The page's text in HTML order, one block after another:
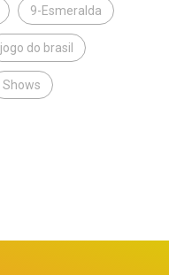
9-Esmeralda
jogo do brasil
Shows